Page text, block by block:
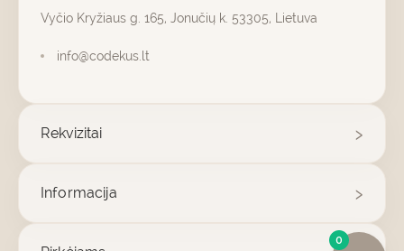
Vyčio Kryžiaus g. 165, Jonučių k. 53305, Lietuva
info@codekus.lt
Rekvizitai
Informacija
0